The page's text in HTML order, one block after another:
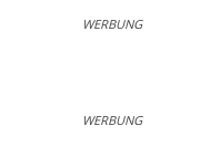
WERBUNG
WERBUNG